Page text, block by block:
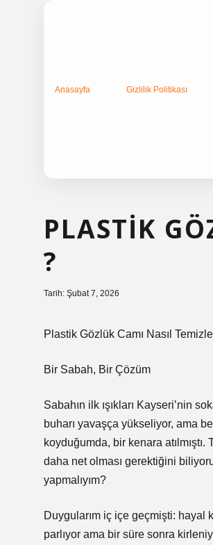
Anasayfa Gizlilik Politikası
PLASTIK
?
Tarih: Şubat 7, 2026
Plastik Gözlük Camı Nasıl
Bir Sabah, Bir Çözüm
Sabahın ilk ışıkları Kayseri’nin
buharı yavaşça yükseliyor, ama
koyduğumda, bir kenara
daha net olması gerektiğini
yapmalıyım?
Duygularım iç içe geçmişti: hayal
parlıyor ama bir süre sonra